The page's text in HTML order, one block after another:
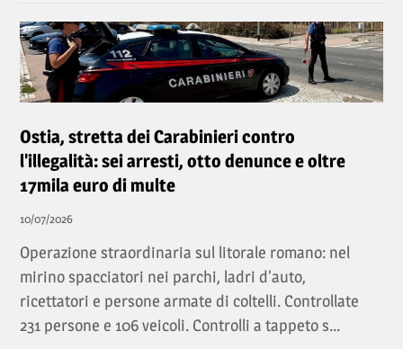
Ostia, stretta dei Carabinieri contro
l'illegalità: sei arresti, otto denunce e oltre
17mila euro di multe
10/07/2026
Operazione straordinaria sul litorale romano: nel
mirino spacciatori nei parchi, ladri d'auto,
ricettatori e persone armate di coltelli. Controllate
231 persone e 106 veicoli. Controlli a tappeto s...